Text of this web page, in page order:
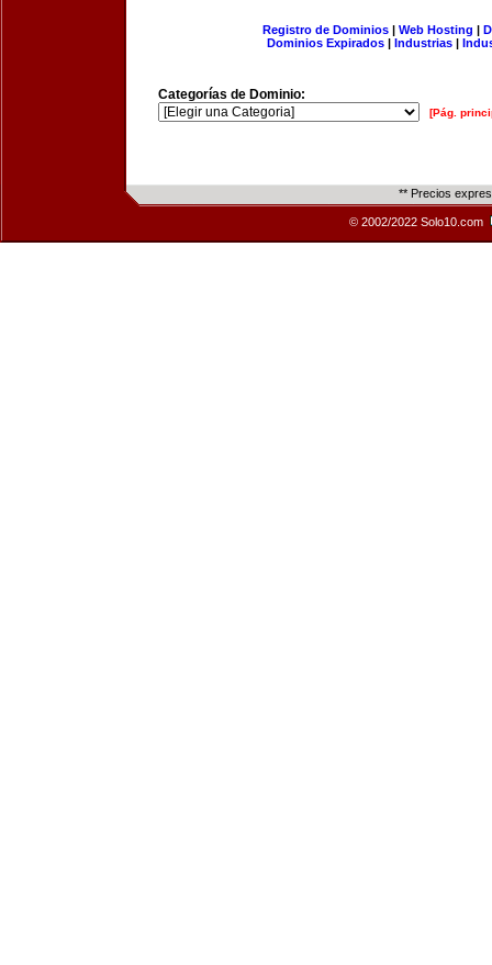
Registro de Dominios| Web Hosting |
Dominios Expirados | Industrias |
Categorías de Dominio:
[Pág.
** Precios
© 2002/2022 Solo10.com